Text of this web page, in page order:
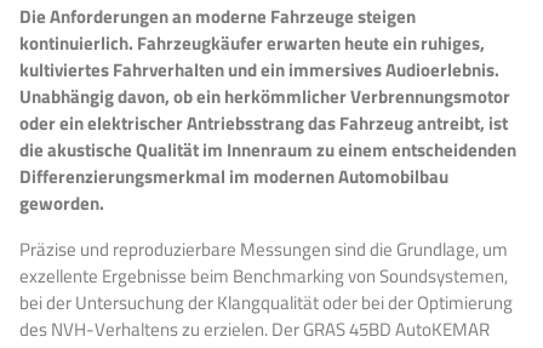
Die Anforderungen an moderne Fahrzeuge steigen
kontinuierlich. Fahrzeugkäufer erwarten heute ein ruhiges,
kultiviertes Fahrverhalten und ein immersives Audioerlebnis.
Unabhängig davon, ob ein herkömmlicher Verbrennungsmotor
oder ein elektrischer Antriebsstrang das Fahrzeug antreibt, ist
die akustische Qualität im Innenraum zu einem entscheidenden
Differenzierungsmerkmal im modernen Automobilbau
geworden.
Präzise und reproduzierbare Messungen sind die Grundlage, um
exzellente Ergebnisse beim Benchmarking von Soundsystemen,
bei der Untersuchung der Klangqualität oder bei der Optimierung
des NVH-Verhaltens zu erzielen. Der GRAS 45BD AutoKEMAR